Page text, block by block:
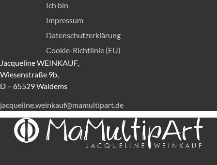
Ich bin
Impressum
Datenschutzerklärung
Cookie-Richtlinie (EU)
Jacqueline WEINKAUF,
Wiesenstraße 9b,
D – 65529 Waldems
jacqueline.weinkauf@mamultipart.de